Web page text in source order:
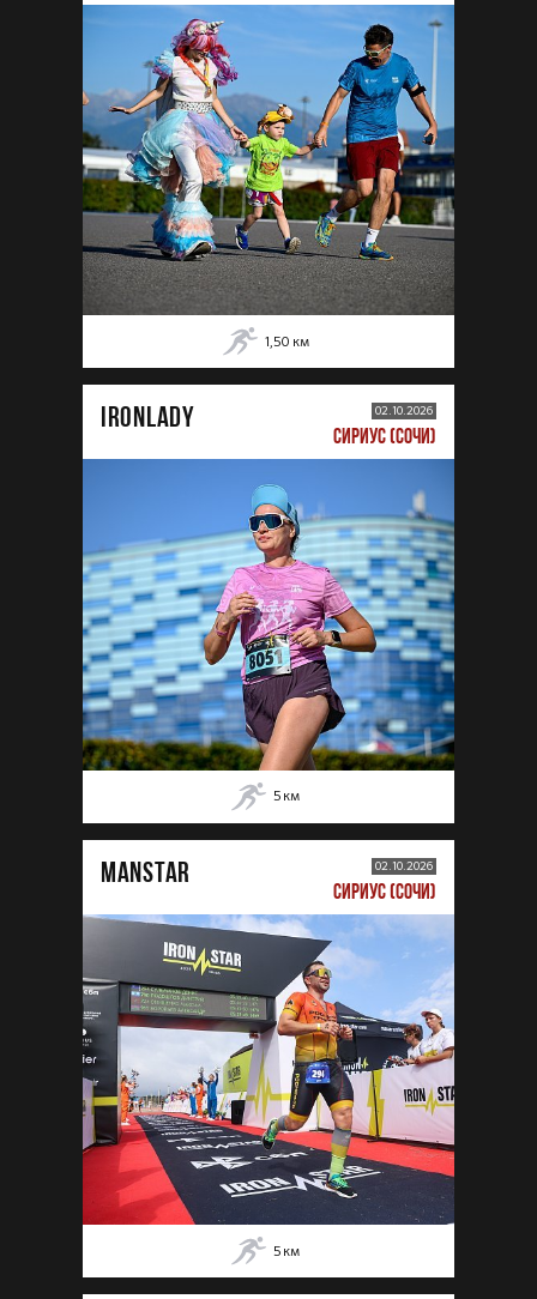
1,50 км
IRONLADY 02.10.2026
СИРИУС (СОЧИ)
5 км
MANSTAR 02.10.2026
СИРИУС (СОЧИ)
5 км